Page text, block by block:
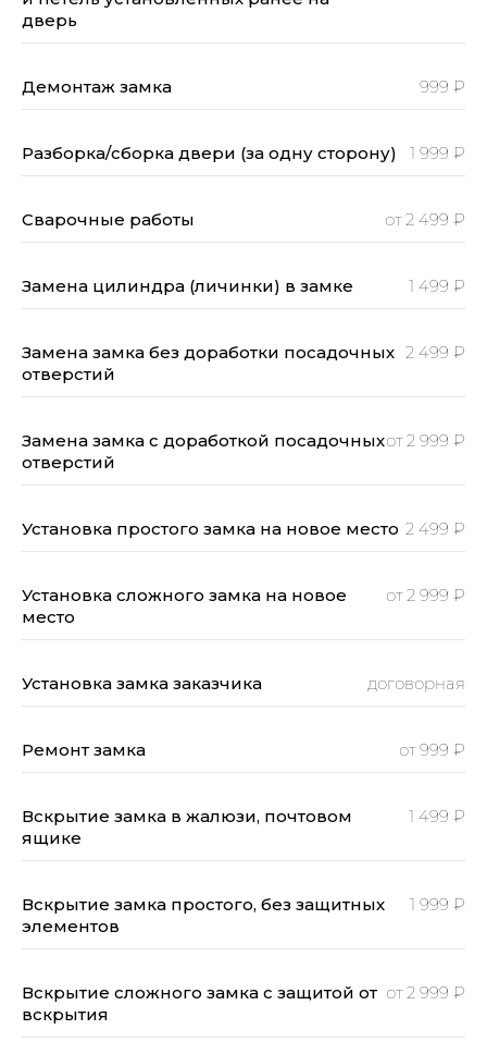
дверь
Демонтаж замка 999 ₽
Разборка/сборка двери (за одну сторону) 1 999 ₽
Сварочные работы от 2 499 ₽
Замена цилиндра (личинки) в замке 1 499 ₽
Замена замка без доработки посадочных
отверстий
2 499 ₽
Замена замка с доработкой посадочных
отверстий
от 2 999 ₽
Установка простого замка на новое место 2 499 ₽
Установка сложного замка на новое
место
от 2 999 ₽
Установка замка заказчика договорная
Ремонт замка от 999 ₽
Вскрытие замка в жалюзи, почтовом
ящике
1 499 ₽
Вскрытие замка простого, без защитных
элементов
1 999 ₽
Вскрытие сложного замка с защитой от
вскрытия
от 2 999 ₽